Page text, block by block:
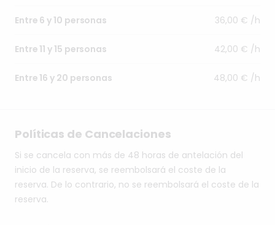
Entre 6 y 10 personas 36,00 € /h
Entre 11 y 15 personas 42,00 € /h
Entre 16 y 20 personas 48,00 € /h
Políticas de Cancelaciones
Si se cancela con más de 48 horas de antelación del
inicio de la reserva, se reembolsará el coste de la
reserva. De lo contrario, no se reembolsará el coste de la
reserva.